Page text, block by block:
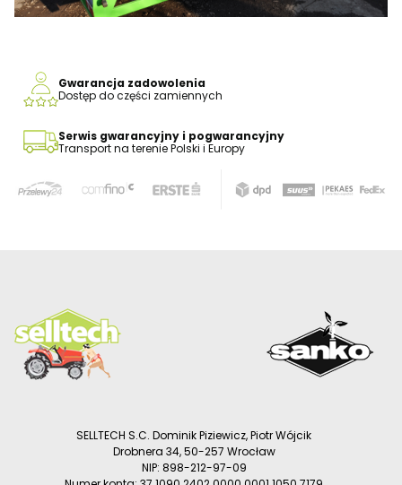
Gwarancja zadowolenia
Dostęp do części zamiennych
Serwis gwarancyjny i pogwarancyjny
Transport na terenie Polski i Europy
SELLTECH S.C. Dominik Piziewicz, Piotr Wójcik
Drobnera 34, 50-257 Wrocław
NIP: 898-212-97-09